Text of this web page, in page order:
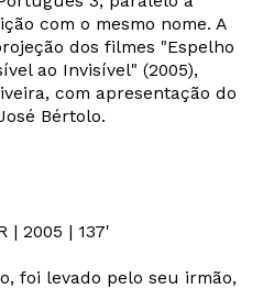
com o mesmo nome. A
dos filmes "Espelho
ao Invisível" (2005),
com apresentação do
Bértolo.
| 2005 | 137'
foi levado pelo seu irmão,